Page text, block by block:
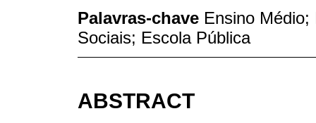
Palavras-chave Ensino
Sociais; Escola Pública
ABSTRACT